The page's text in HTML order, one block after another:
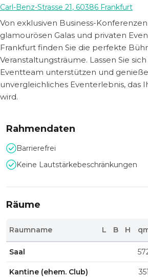
Carl-Benz-Strasse 21, 60386 Frankfurt
Von exklusiven Business-
glamourösen Galas und privaten
Frankfurt finden Sie die perfekte
Veranstaltungsträume. Lassen Sie
Eventteam unterstützen und
unvergleichliches Eventerlebnis, das
wird.
Rahmendaten
Barrierefrei
Keine Lautstärkebeschränkungen
Räume
Raumname L B H
Saal
Kantine (ehem. Club) 351